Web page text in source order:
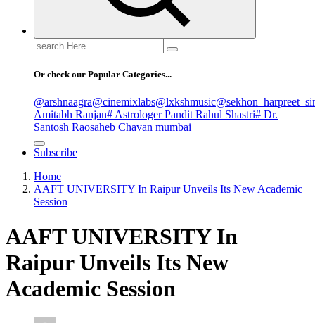
Search
for:
Or check our Popular Categories...
@arshnaagra@cinemixlabs@lxkshmusic
Amitabh Ranjan# Astrologer Pandit Rahul Shastri# Dr.
Santosh Raosaheb Chavan mumbai
Subscribe
Home
AAFT UNIVERSITY In Raipur Unveils Its New Academic
Session
AAFT UNIVERSITY In
Raipur Unveils Its New
Academic Session